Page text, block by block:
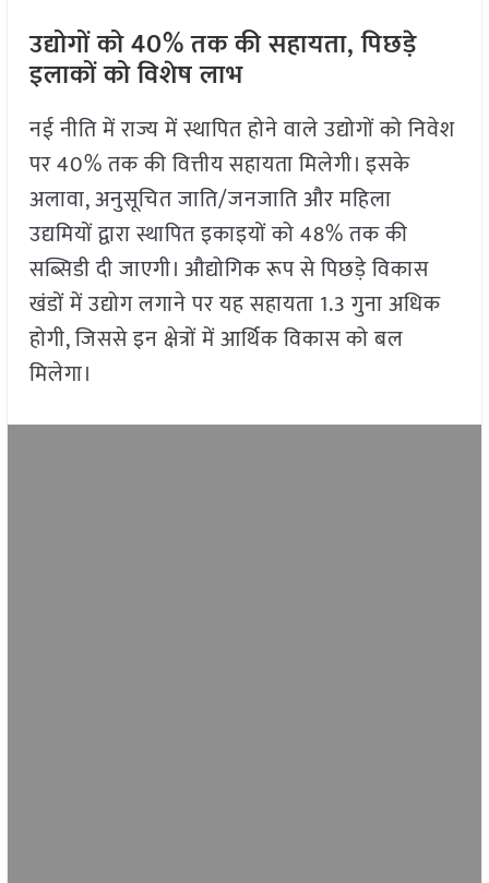
उद्योगों को 40% तक की सहायता, पिछड़े
इलाकों को विशेष लाभ
नई नीति में राज्य में स्थापित होने वाले उद्योगों को निवेश
पर 40% तक की वित्तीय सहायता मिलेगी। इसके
अलावा, अनुसूचित जाति/जनजाति और महिला
उद्यमियों द्वारा स्थापित इकाइयों को 48% तक की
सब्सिडी दी जाएगी। औद्योगिक रूप से पिछड़े विकास
खंडों में उद्योग लगाने पर यह सहायता 1.3 गुना अधिक
होगी, जिससे इन क्षेत्रों में आर्थिक विकास को बल
मिलेगा।